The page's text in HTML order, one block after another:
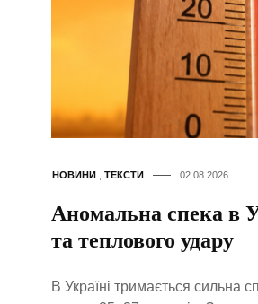
НОВИНИ ТЕКСТИ 02.08.2026
Аномальна спека в
та теплового удару
В Україні тримається сильна